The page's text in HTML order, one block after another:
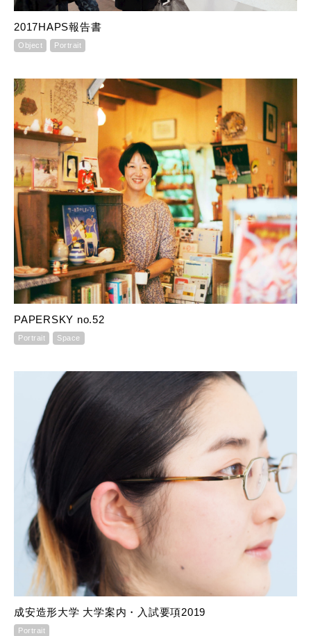
2017HAPS報告書
Object Portrait
PAPERSKY no.52
Portrait Space
成安造形大学 大学案内・入試要項2019
Portrait